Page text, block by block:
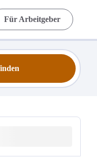
Für Arbeitgeber